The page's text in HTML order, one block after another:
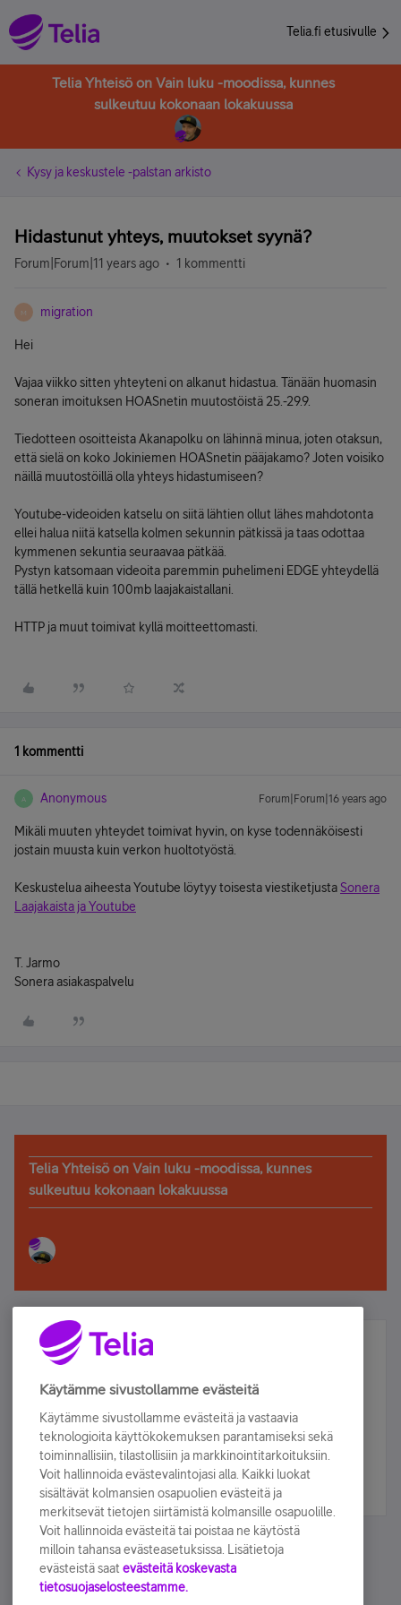
Telia.fi etusivulle
Telia Yhteisö on Vain luku -moodissa, kunnes
sulkeutuu kokonaan lokakuussa
Kysy ja keskustele -palstan arkisto
Hidastunut yhteys, muutokset syynä?
Forum|Forum|11 years ago 1 kommentti
M migration
Hei
Vajaa viikko sitten yhteyteni on alkanut hidastua. Tänään huomasin
soneran imoituksen HOASnetin muutostöistä 25.-29.9.
Tiedotteen osoitteista Akanapolku on lähinnä minua, joten otaksun,
että sielä on koko Jokiniemen HOASnetin pääjakamo? Joten voisiko
näillä muutostöillä olla yhteys hidastumiseen?
Youtube-videoiden katselu on siitä lähtien ollut lähes mahdotonta
ellei halua niitä katsella kolmen sekunnin pätkissä ja taas odottaa
kymmenen sekuntia seuraavaa pätkää.
Pystyn katsomaan videoita paremmin puhelimeni EDGE yhteydellä
tällä hetkellä kuin 100mb laajakaistallani.
HTTP ja muut toimivat kyllä moitteettomasti.
1 kommentti
A Anonymous Forum|Forum|16 years ago
Mikäli muuten yhteydet toimivat hyvin, on kyse todennäköisesti
jostain muusta kuin verkon huoltotyöstä.
Keskustelua aiheesta Youtube löytyy toisesta viestiketjustaSonera
Laajakaista ja Youtube
T. Jarmo
Sonera asiakaspalvelu
Telia Yhteisö on Vain luku -moodissa, kunnes
sulkeutuu kokonaan lokakuussa
Älä jää paitsi – osallistu ja voita!
Tilaa Telian uutiskirje ja olet mukana arvonnassa.
sähköpostiisi.
Tilaa nyt
Käytämme sivustollamme evästeitä
Käytämme sivustollamme evästeitä ja vastaavia
teknologioita käyttökokemuksen parantamiseksi sekä
toiminnallisiin, tilastollisiin ja markkinointitarkoituksiin.
Voit hallinnoida evästevalintojasi alla. Kaikki luokat
sisältävät kolmansien osapuolien evästeitä ja
merkitsevät tietojen siirtämistä kolmansille osapuolille.
Voit hallinnoida evästeitä tai poistaa ne käytöstä
milloin tahansa evästeasetuksissa. Lisätietoja
evästeistä saat evästeitä koskevasta
tietosuojaselosteestamme.